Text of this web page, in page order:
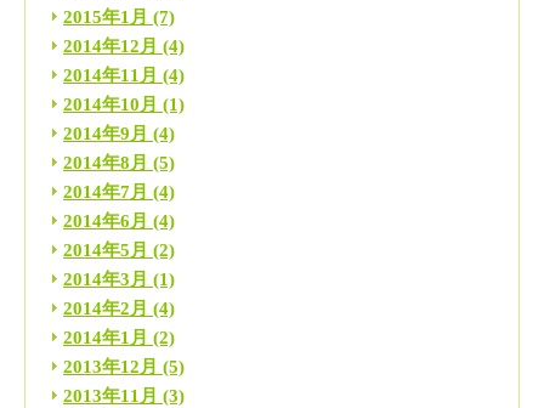
2015年1月 (7)
2014年12月 (4)
2014年11月 (4)
2014年10月 (1)
2014年9月 (4)
2014年8月 (5)
2014年7月 (4)
2014年6月 (4)
2014年5月 (2)
2014年3月 (1)
2014年2月 (4)
2014年1月 (2)
2013年12月 (5)
2013年11月 (3)